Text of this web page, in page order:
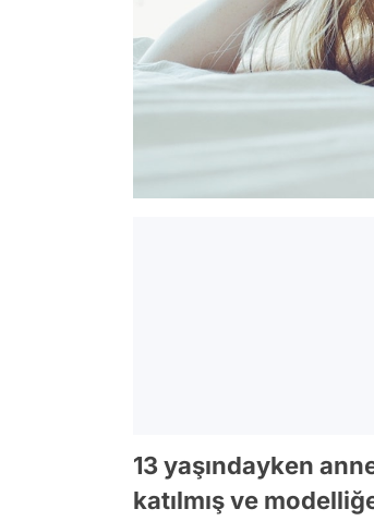
13 yaşındayken
katılmış ve